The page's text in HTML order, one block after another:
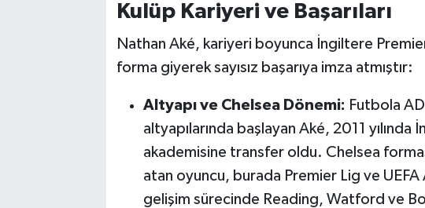
Kulüp Kariyeri ve Başarıları
Nathan Aké, kariyeri boyunca İngiltere
forma giyerek sayısız başarıya imza atmıştır:
Altyapı ve Chelsea Dönemi: Futbola
altyapılarında başlayan Aké, 2011 yılında
akademisine transfer oldu. Chelsea
atan oyuncu, burada Premier Lig ve UEFA
gelişim sürecinde Reading, Watford ve